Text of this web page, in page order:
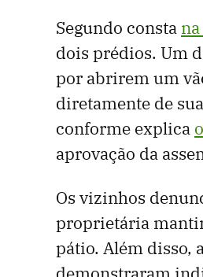
Segundo consta
dois prédios. Um
por abrirem um
diretamente de
conforme explica
aprovação da
Os vizinhos
proprietária
pátio. Além disso,